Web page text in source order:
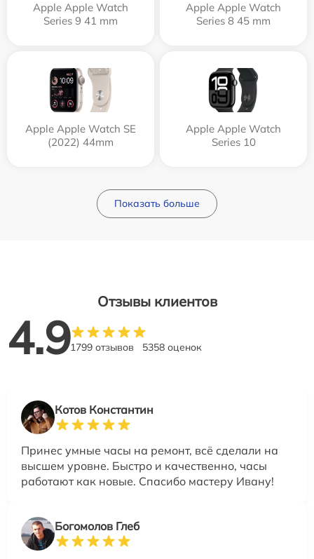
Apple Apple Watch
Series 9 41 mm
Apple Apple Watch
Series 8 45 mm
Apple Apple Watch SE
(2022) 44mm
Apple Apple Watch
Series 10
Показать больше
Отзывы клиентов
4.91799 отзывов 5358 оценок
Котов Константин
Принес умные часы на ремонт, всё сделали на
высшем уровне. Быстро и качественно, часы
работают как новые. Спасибо мастеру Ивану!
Богомолов Глеб